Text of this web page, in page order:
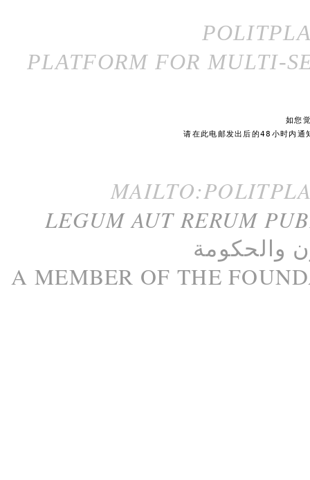
PLATFORM FOR MULTI-
如您
请在此电邮发出后的48小时内通
LEGUM AUT RERUM
والحكومة
A MEMBER OF THE